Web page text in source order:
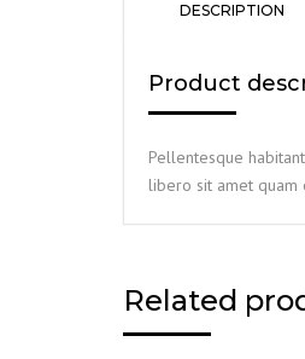
DESCRIPTION
Product
Pellentesque
libero sit amet quam
Related